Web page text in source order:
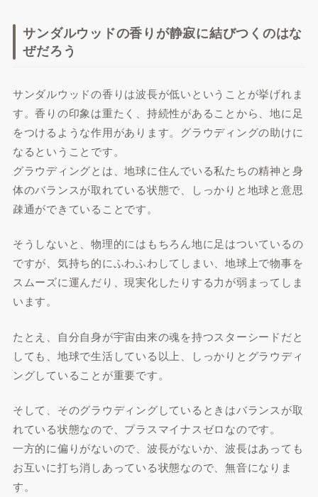
サンダルウッドの香りが静寂に結びつくのはな
ぜだろう
サンダルウッドの香りは波長が低いということが挙げれま
す。香りの印象は重たく、持続性があることから、地に足
をつけるような作用があります。グラウディングの助けに
なるということです。
グラウディングとは、地球に住んでいる私たちの精神と身
体のバランスが取れている状態で、しっかりと地球と意思
疎通ができていることです。
そうしないと、物理的にはもちろん地に足はついているの
ですが、気持ち的にふわふわしてしまい、地球上で物事を
スムーズに運んだり、現実化したりする力が弱まってしま
います。
たとえ、自分自身が宇宙由来の魂を持つスターシードだと
しても、地球で生活している以上、しっかりとグラウディ
ングしていることが重要です。
そして、そのグラウディングしているときはバランスが取
れている状態なので、プラスマイナスゼロなのです。
一方的に偏りがないので、波長がないか、波長はあっても
お互いに打ち消しあっている状態なので、無音になりま
す。